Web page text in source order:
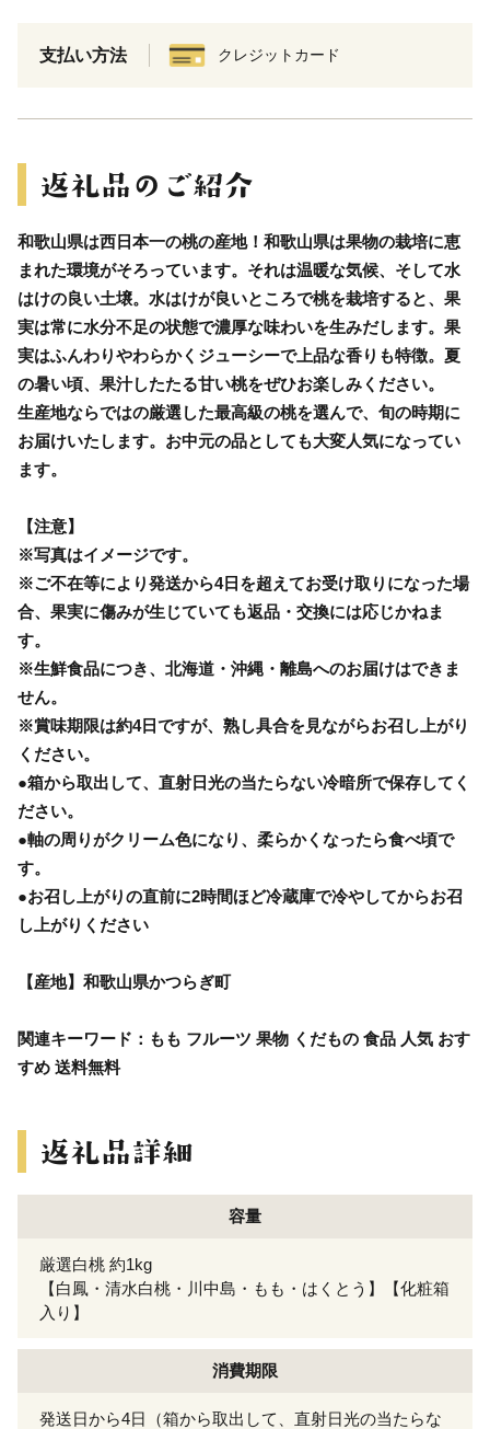
支払い方法 クレジットカード
和歌山県は西日本一の桃の産地！和歌山県は果物の栽培に恵
まれた環境がそろっています。それは温暖な気候、そして水
はけの良い土壌。水はけが良いところで桃を栽培すると、果
実は常に水分不足の状態で濃厚な味わいを生みだします。果
実はふんわりやわらかくジューシーで上品な香りも特徴。夏
の暑い頃、果汁したたる甘い桃をぜひお楽しみください。
生産地ならではの厳選した最高級の桃を選んで、旬の時期に
お届けいたします。お中元の品としても大変人気になってい
ます。
【注意】
※写真はイメージです。
※ご不在等により発送から4日を超えてお受け取りになった場
合、果実に傷みが生じていても返品・交換には応じかねま
す。
※生鮮食品につき、北海道・沖縄・離島へのお届けはできま
せん。
※賞味期限は約4日ですが、熟し具合を見ながらお召し上がり
ください。
●箱から取出して、直射日光の当たらない冷暗所で保存してく
ださい。
●軸の周りがクリーム色になり、柔らかくなったら食べ頃で
す。
●お召し上がりの直前に2時間ほど冷蔵庫で冷やしてからお召
し上がりください
【産地】和歌山県かつらぎ町
関連キーワード：もも フルーツ 果物 くだもの 食品 人気 おす
すめ 送料無料
容量
厳選白桃 約1kg
【白鳳・清水白桃・川中島・もも・はくとう】【化粧箱
入り】
消費期限
発送日から4日（箱から取出して、直射日光の当たらな